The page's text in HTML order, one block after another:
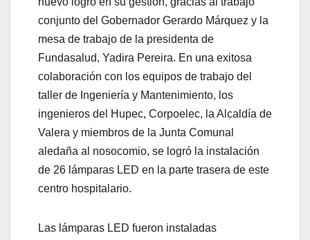
conjunto del Gobernador Gerardo Márquez y la
mesa de trabajo de la presidenta de
Fundasalud, Yadira Pereira. En una exitosa
colaboración con los equipos de trabajo del
taller de Ingeniería y Mantenimiento, los
ingenieros del Hupec, Corpoelec, la Alcaldía de
Valera y miembros de la Junta Comunal
aledaña al nosocomio, se logró la instalación
de 26 lámparas LED en la parte trasera de este
centro hospitalario.
Las lámparas LED fueron instaladas